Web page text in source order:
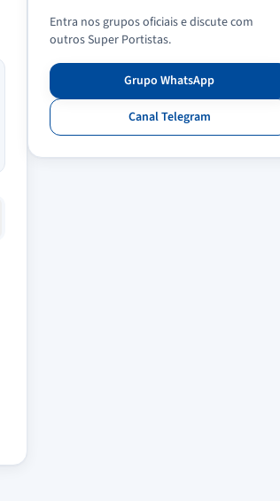
Entra nos grupos oficiais e discute com
outros Super Portistas.
Grupo WhatsApp
Canal Telegram